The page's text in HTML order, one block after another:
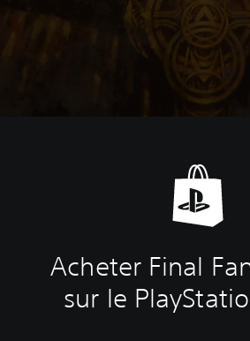
Acheter Final
sur le